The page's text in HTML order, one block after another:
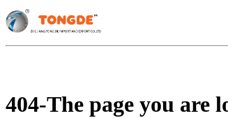
404-The page you are